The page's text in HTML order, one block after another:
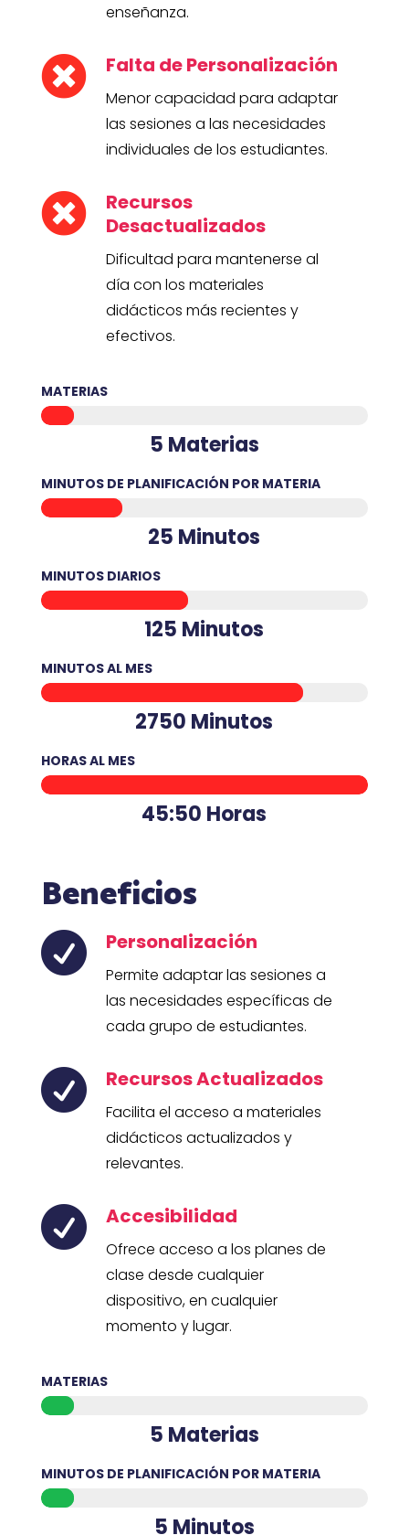
enseñanza.
 Falta de Personalización
Menor capacidad para adaptar
las sesiones a las necesidades
individuales de los estudiantes.

Recursos
Desactualizados
Dificultad para mantenerse al
día con los materiales
didácticos más recientes y
efectivos.
MATERIAS
5 Materias
MINUTOS DE PLANIFICACIÓN POR MATERIA
25 Minutos
MINUTOS DIARIOS
125 Minutos
MINUTOS AL MES
2750 Minutos
HORAS AL MES
45:50 Horas
Beneficios
 Personalización
Permite adaptar las sesiones a
las necesidades específicas de
cada grupo de estudiantes.
 Recursos Actualizados
Facilita el acceso a materiales
didácticos actualizados y
relevantes.
 Accesibilidad
Ofrece acceso a los planes de
clase desde cualquier
dispositivo, en cualquier
momento y lugar.
MATERIAS
5 Materias
MINUTOS DE PLANIFICACIÓN POR MATERIA
5 Minutos